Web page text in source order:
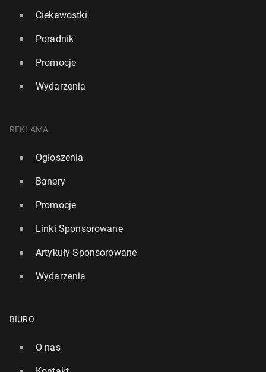
Ciekawostki
Poradnik
Promocje
Wydarzenia
REKLAMA
Ogłoszenia
Banery
Promocje
Linki Sponsorowane
Artykuły Sponsorowane
Wydarzenia
BIURO
O nas